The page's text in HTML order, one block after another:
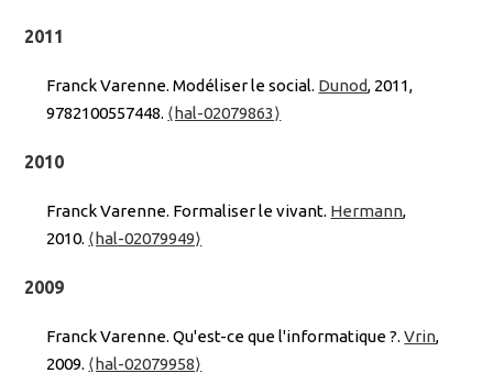
2011
Franck Varenne. Modéliser le social. Dunod, 2011,
9782100557448. ⟨hal-02079863⟩
2010
Franck Varenne. Formaliser le vivant. Hermann,
2010. ⟨hal-02079949⟩
2009
Franck Varenne. Qu'est-ce que l'informatique ?.Vrin,
2009. ⟨hal-02079958⟩